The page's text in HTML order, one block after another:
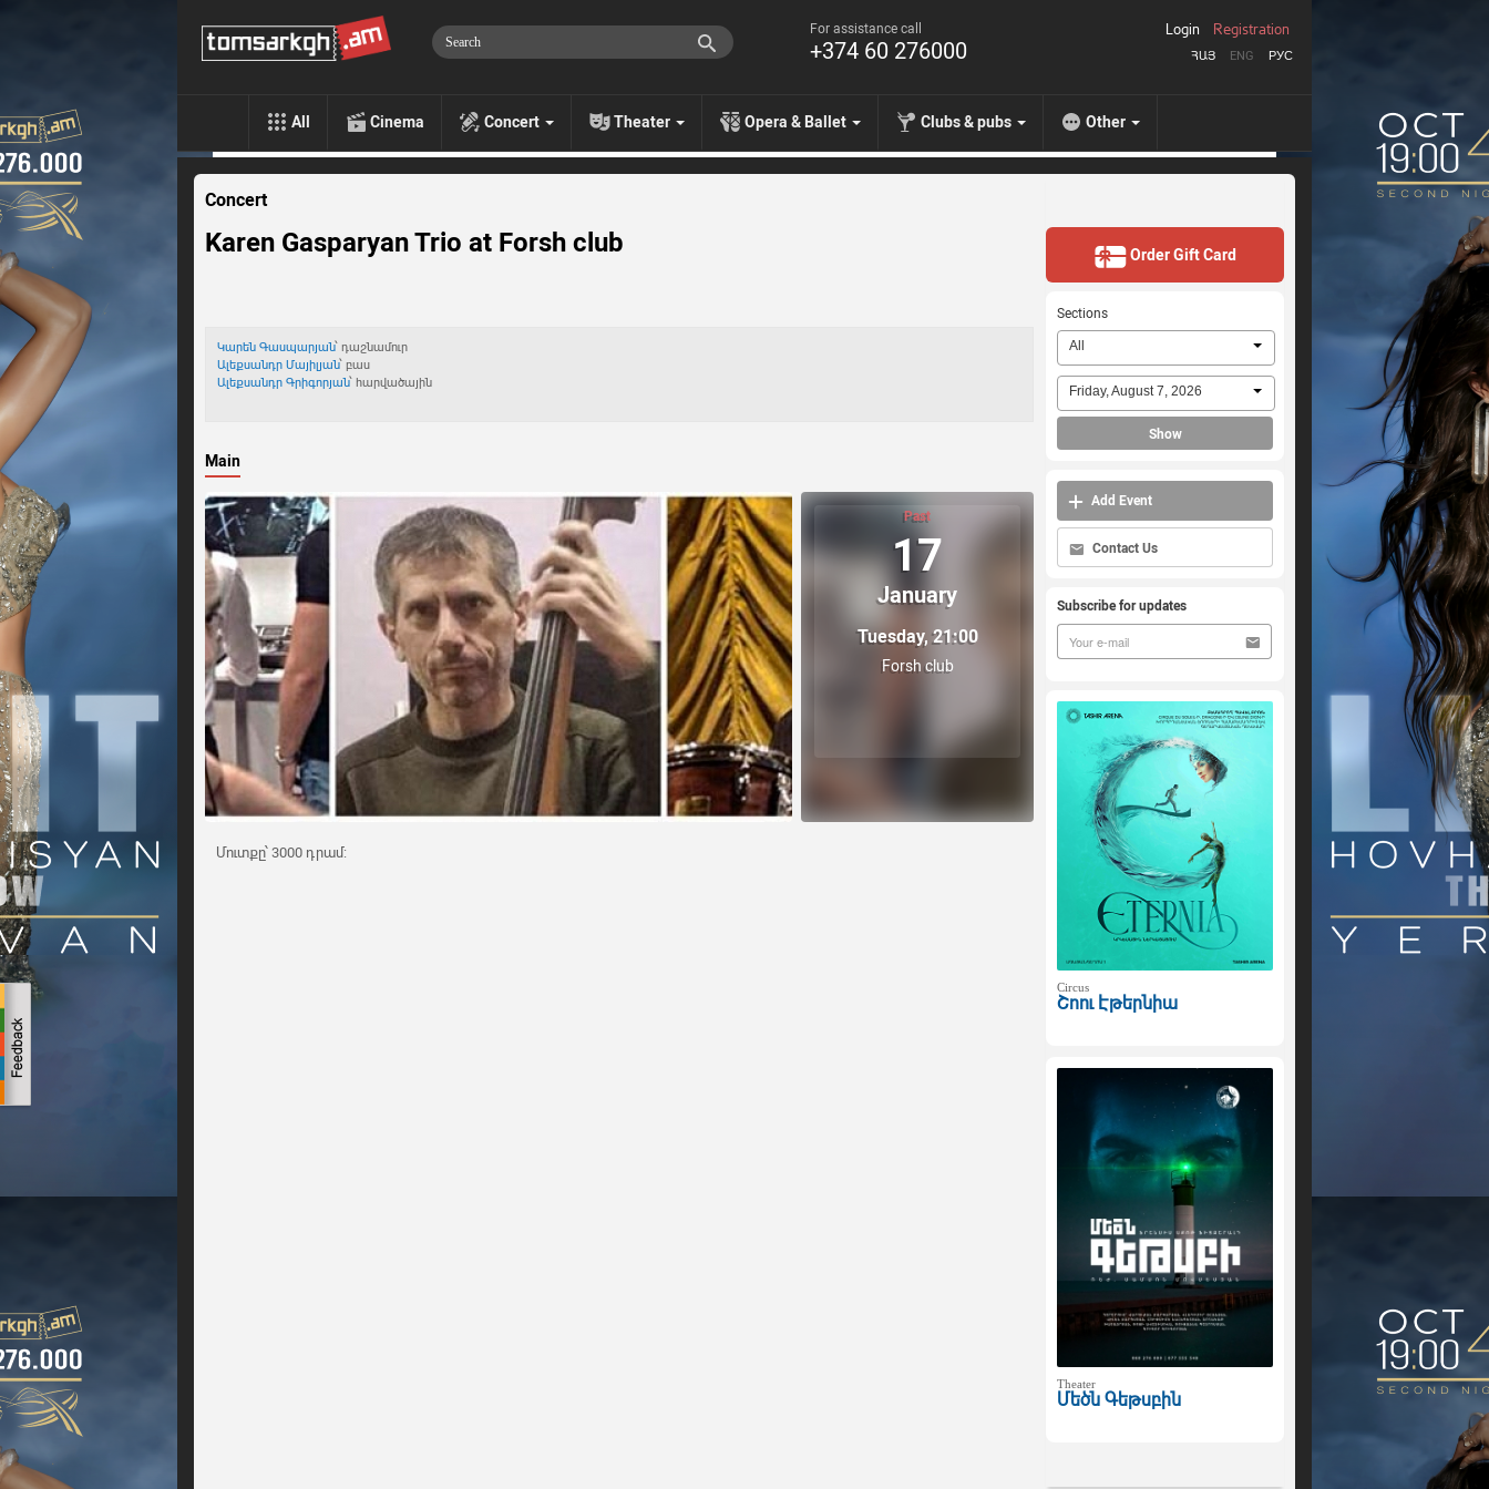
For assistance call
+374 60 276000 ՀԱՅ ENG РУС
Login Registration
All Cinema Concert Theater Opera & Ballet Clubs & pubs Other
Concert
Karen Gasparyan Trio at Forsh club
Կարեն Գասպարյան՝ դաշնամուր
Ալեքսանդր Մայիլյան՝ բաս
Ալեքսանդր Գրիգորյան՝ հարվածային
Main
Past
17
January
Tuesday, 21:00
Forsh club
Մուտքը՝ 3000 դրամ:
Order Gift Card
Sections
All
Friday, August 7, 2026
Show
Add Event
Contact Us
Subscribe for updates
Circus
Շոու Էթերնիա
Theater
Մեծն Գեթսբին